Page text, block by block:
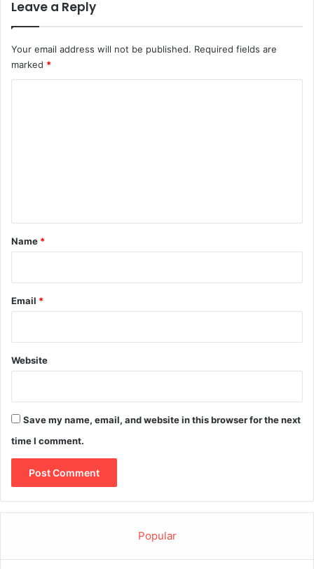
Leave a Reply
Your email address will not be published. Required fields are
marked *
*
Name *
Email *
Website
Save my name, email, and website in this browser for the next
time I comment.
Popular